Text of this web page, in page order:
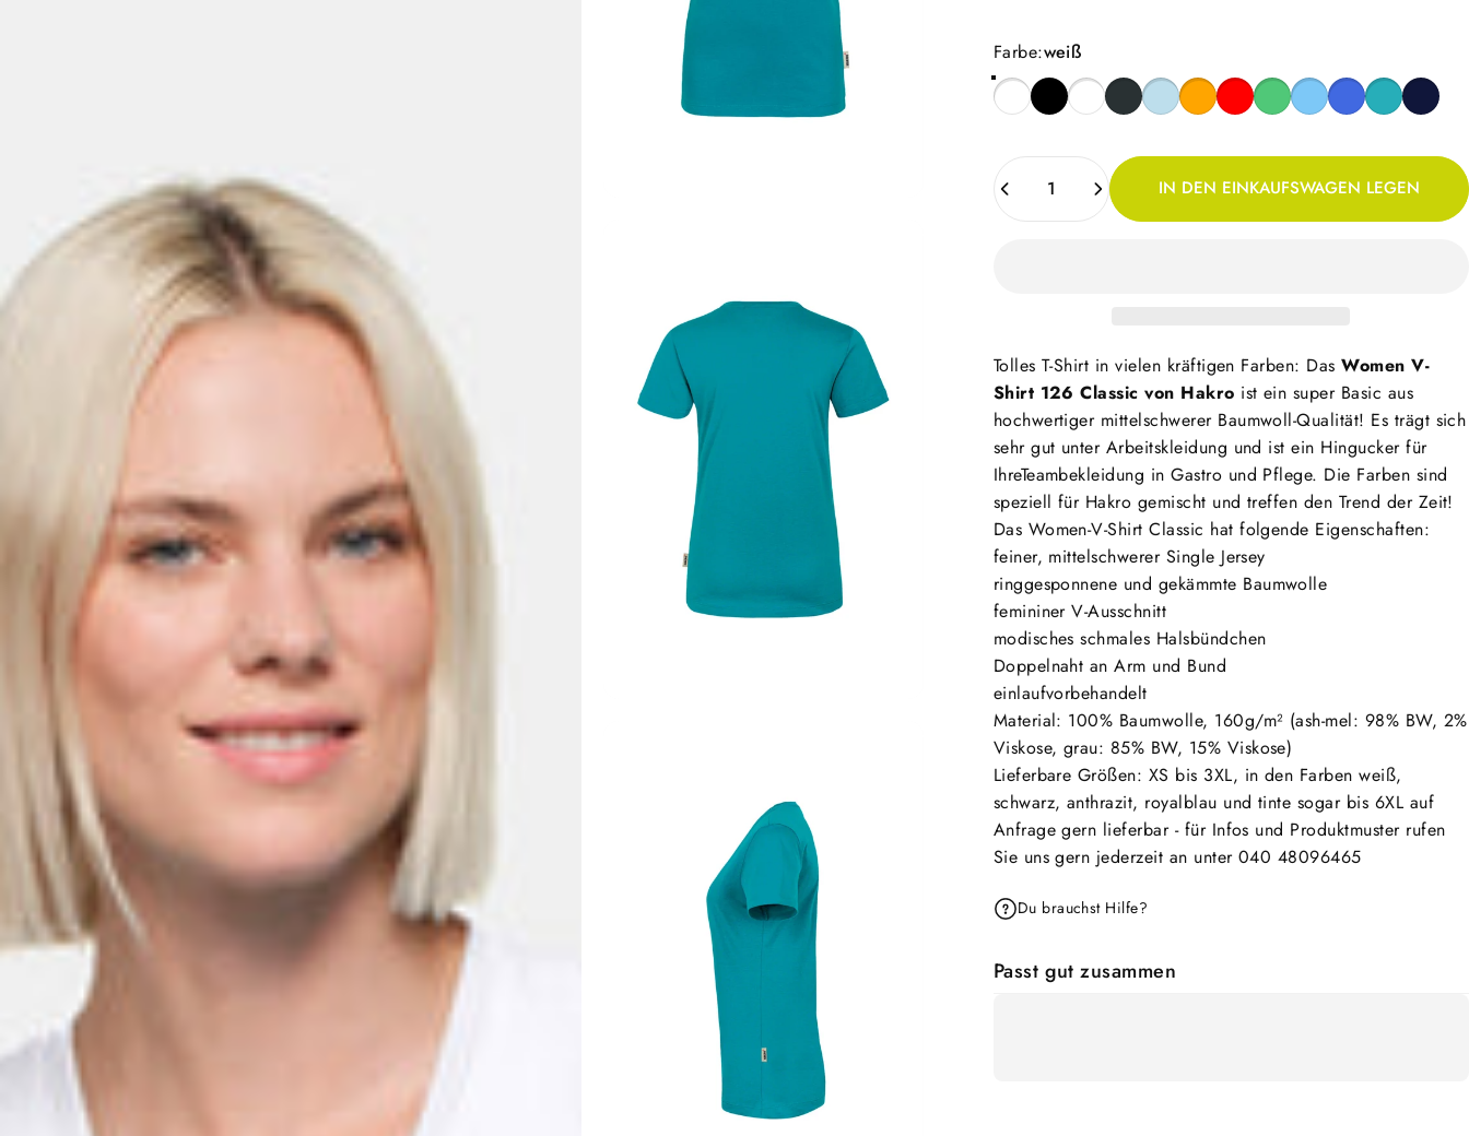
Farbe
Farbe:weiß
Anzahl
IN DEN EINKAUFSWAGEN LEGEN
Tolles T-Shirt in vielen kräftigen Farben: DasWomen V-
Shirt 126 Classic von Hakro ist ein super Basic aus
hochwertiger mittelschwerer Baumwoll-Qualität! Es trägt sich
sehr gut unter Arbeitskleidung und ist ein Hingucker für
IhreTeambekleidung in Gastro und Pflege. Die Farben sind
speziell für Hakro gemischt und treffen den Trend der Zeit!
Das Women-V-Shirt Classic hat folgende Eigenschaften:
feiner, mittelschwerer Single Jersey
ringgesponnene und gekämmte Baumwolle
femininer V-Ausschnitt
modisches schmales Halsbündchen
Doppelnaht an Arm und Bund
einlaufvorbehandelt
Material: 100% Baumwolle, 160g/m² (ash-mel: 98% BW, 2%
Viskose, grau: 85% BW, 15% Viskose)
Lieferbare Größen: XS bis 3XL, in den Farben weiß,
schwarz, anthrazit, royalblau und tinte sogar bis 6XL auf
Anfrage gern lieferbar - für Infos und Produktmuster rufen
Sie uns gern jederzeit an unter 040 48096465
Du brauchst Hilfe?
Passt gut zusammen